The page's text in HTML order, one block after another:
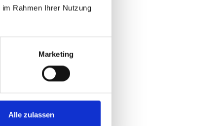
Rahmen Ihrer Nutzung
Marketing
Alle zulassen